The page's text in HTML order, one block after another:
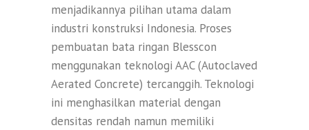
menjadikannya pilihan utama dalam
industri konstruksi Indonesia. Proses
pembuatan bata ringan Blesscon
menggunakan teknologi AAC (Autoclaved
Aerated Concrete) tercanggih. Teknologi
ini menghasilkan material dengan
densitas rendah namun memiliki